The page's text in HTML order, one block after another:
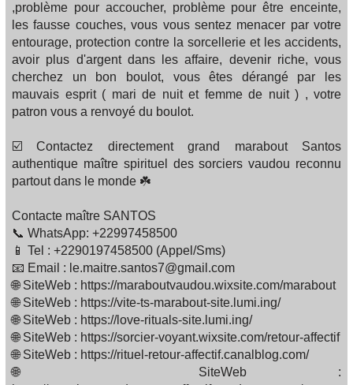
,problème pour accoucher, problème pour être enceinte,
les fausse couches, vous vous sentez menacer par votre
entourage, protection contre la sorcellerie et les accidents,
avoir plus d'argent dans les affaire, devenir riche, vous
cherchez un bon boulot, vous êtes dérangé par les
mauvais esprit ( mari de nuit et femme de nuit ) , votre
patron vous a renvoyé du boulot.
☑️ Contactez directement grand marabout Santos
authentique maître spirituel des sorciers vaudou reconnu
partout dans le monde ☘️
Contacte maître SANTOS
📞 WhatsApp: +22997458500
📱 Tel : +2290197458500 (Appel/Sms)
📧 Email : le.maitre.santos7@gmail.com
🌐 SiteWeb : https://maraboutvaudou.wixsite.com/marabout
🌐 SiteWeb : https://vite-ts-marabout-site.lumi.ing/
🌐 SiteWeb : https://love-rituals-site.lumi.ing/
🌐 SiteWeb : https://sorcier-voyant.wixsite.com/retour-affectif
🌐 SiteWeb : https://rituel-retour-affectif.canalblog.com/
🌐 SiteWeb :